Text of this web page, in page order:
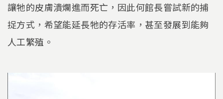
讓牠的皮膚潰爛進而死亡，因此何館長嘗試新的捕
捉方式，希望能延長牠的存活率，甚至發展到能夠
人工繁殖。